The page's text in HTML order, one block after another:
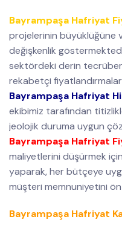
Bayrampaşa Hafriyat
projelerinin büyüklüğüne
değişkenlik
sektördeki derin
rekabetçi
Bayrampaşa Hafriyat
ekibimiz tarafından
jeolojik duruma uygun
Bayrampaşa Hafriyat
maliyetlerini düşürmek
yaparak, her bütçeye
müşteri memnuniyetini
Bayrampaşa Hafriyat